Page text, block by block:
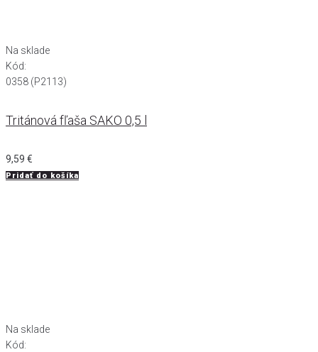
Na sklade
Kód:
0358 (P2113)
Tritánová fľaša SAKO 0,5 l
9,59 €
Pridať do košíka
Na sklade
Kód: